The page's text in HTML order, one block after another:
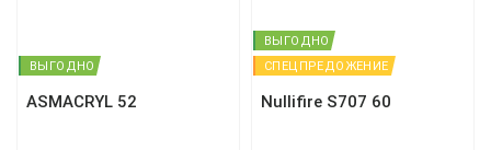
ВЫГОДНО
ASMACRYL 52
ВЫГОДНО
СПЕЦПРЕДОЖЕНИЕ
Nullifire S707 60